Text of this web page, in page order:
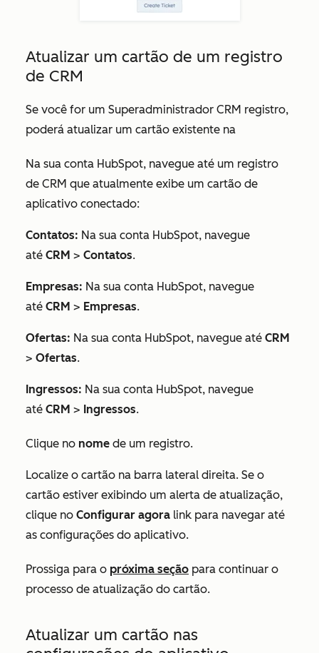
Atualizar um cartão de um registro
de CRM
Se você for um Superadministrador CRM registro,
poderá atualizar um cartão existente na
Na sua conta HubSpot, navegue até um registro
de CRM que atualmente exibe um cartão de
aplicativo conectado:
Contatos: Na sua conta HubSpot, navegue
até CRM > Contatos.
Empresas: Na sua conta HubSpot, navegue
até CRM > Empresas.
Ofertas: Na sua conta HubSpot, navegue até CRM
> Ofertas.
Ingressos: Na sua conta HubSpot, navegue
até CRM > Ingressos.
Clique no nome de um registro.
Localize o cartão na barra lateral direita. Se o
cartão estiver exibindo um alerta de atualização,
clique no Configurar agora link para navegar até
as configurações do aplicativo.
Prossiga para o próxima seção para continuar o
processo de atualização do cartão.
Atualizar um cartão nas